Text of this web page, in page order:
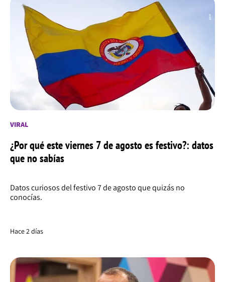
VIRAL
¿Por qué este viernes 7 de agosto es festivo?: datos
que no sabías
Datos curiosos del festivo 7 de agosto que quizás no
conocías.
Hace 2 días